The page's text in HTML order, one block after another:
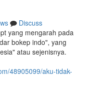
Discuss
yang mengarah pada
bokep indo", yang
atau sejenisnya.
48905099/aku-tidak-